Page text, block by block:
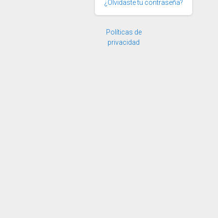
¿Olvidaste tu contraseña?
Políticas de
privacidad